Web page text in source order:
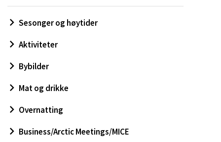
Sesonger og høytider
Aktiviteter
Bybilder
Mat og drikke
Overnatting
Business/Arctic Meetings/MICE